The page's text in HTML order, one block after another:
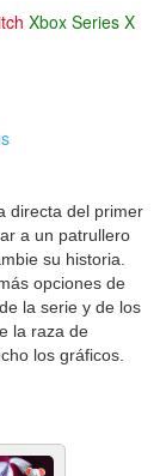
Xbox Series X
directa del primer
a un patrullero
su historia.
opciones de
la serie y de los
la raza de
los gráficos.